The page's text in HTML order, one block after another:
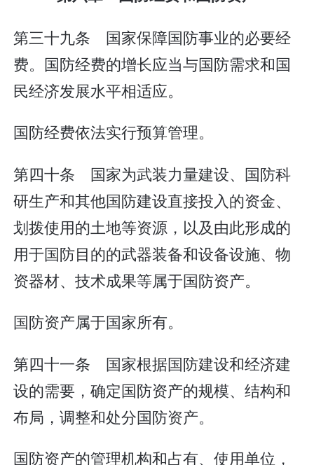
第三十九条 国家保障国防事业的必要经
费。国防经费的增长应当与国防需求和国
民经济发展水平相适应。
国防经费依法实行预算管理。
第四十条 国家为武装力量建设、国防科
研生产和其他国防建设直接投入的资金、
划拨使用的土地等资源，以及由此形成的
用于国防目的的武器装备和设备设施、物
资器材、技术成果等属于国防资产。
国防资产属于国家所有。
第四十一条 国家根据国防建设和经济建
设的需要，确定国防资产的规模、结构和
布局，调整和处分国防资产。
国防资产的管理机构和占有、使用单位，